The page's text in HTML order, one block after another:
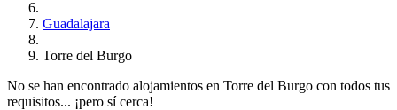
Guadalajara
Torre del Burgo
No se han encontrado alojamientos en Torre del Burgo con todos tus
requisitos... ¡pero sí cerca!